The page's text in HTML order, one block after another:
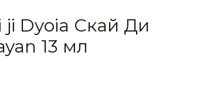
ji Dyoia Скай Ди
13 мл